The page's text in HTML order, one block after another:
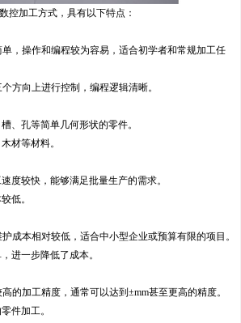
控加工方式，具有以下特点：
，操作和编程较为容易，适合初学者和常规加工任
方向上进行控制，编程逻辑清晰。
、孔等简单几何形状的零件。
材等材料。
度较快，能够满足批量生产的需求。
低。
成本相对较低，适合中小型企业或预算有限的项目。
进一步降低了成本。
的加工精度，通常可以达到±mm甚至更高的精度。
件加工。